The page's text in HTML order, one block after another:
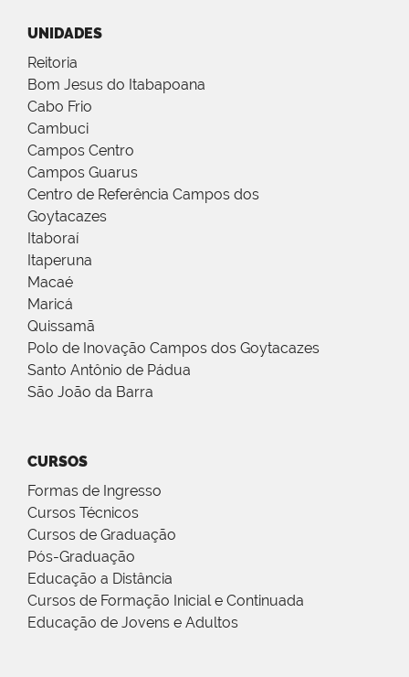
UNIDADES
Reitoria
Bom Jesus do Itabapoana
Cabo Frio
Cambuci
Campos Centro
Campos Guarus
Centro de Referência Campos dos
Goytacazes
Itaboraí
Itaperuna
Macaé
Maricá
Quissamã
Polo de Inovação Campos dos Goytacazes
Santo Antônio de Pádua
São João da Barra
CURSOS
Formas de Ingresso
Cursos Técnicos
Cursos de Graduação
Pós-Graduação
Educação a Distância
Cursos de Formação Inicial e Continuada
Educação de Jovens e Adultos